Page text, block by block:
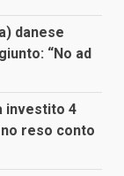
danese
“No ad
investito 4
reso conto